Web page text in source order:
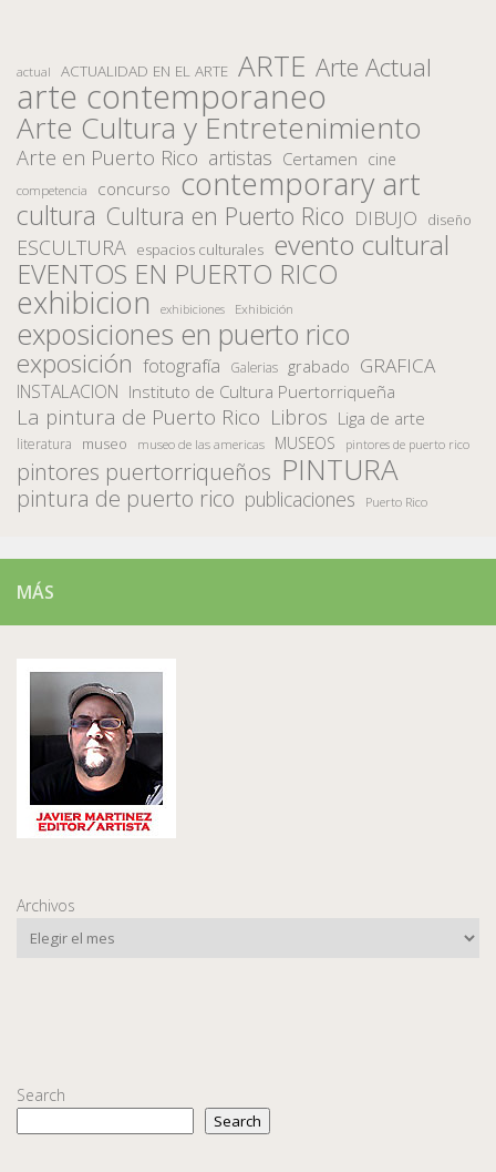
actual ACTUALIDAD EN EL ARTE ARTE Arte Actual
arte contemporaneo
Arte Cultura y Entretenimiento
Arte en Puerto Rico artistas Certamen cine
competencia concurso contemporary art
cultura Cultura en Puerto Rico DIBUJO diseño
ESCULTURA espacios culturales evento cultural
EVENTOS EN PUERTO RICO
exhibicion exhibiciones Exhibición
exposiciones en puerto rico
exposición fotografía Galerias grabado GRAFICA
INSTALACION Instituto de Cultura Puertorriqueña
La pintura de Puerto Rico Libros Liga de arte
literatura museo museo de las americas MUSEOS pintores de puerto rico
pintores puertorriqueños PINTURA
pintura de puerto rico publicaciones Puerto Rico
MÁS
Archivos
Search
Search